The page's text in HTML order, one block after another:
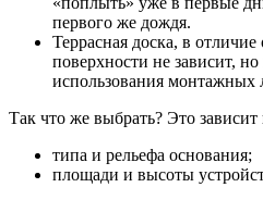
первого же дождя.
Террасная доска, в отличие
поверхности не зависит,
использования монтажных
Так что же выбрать? Это зависит
типа и рельефа основания;
площади и высоты